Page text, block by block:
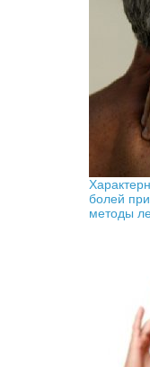
болей
методы